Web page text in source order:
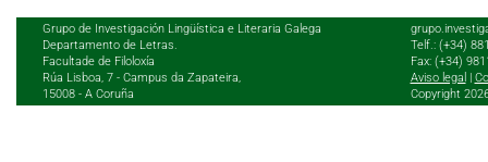
Grupo de Investigación Lingüística e Literaria Galega
Departamento de Letras.
Facultade de Filoloxía
Rúa Lisboa, 7 - Campus da Zapateira,
15008 - A Coruña
Telf.: (+34)
Fax: (+34)
Aviso legal
Copyright